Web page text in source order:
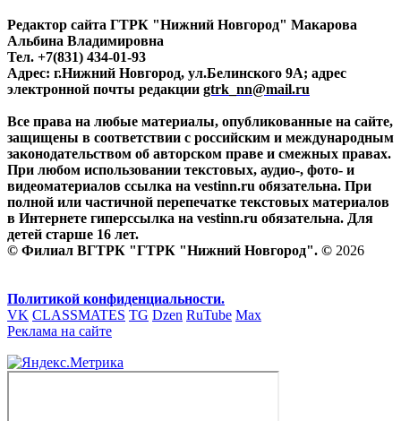
Редактор сайта ГТРК "Нижний Новгород" Макарова
Альбина Владимировна
Тел. +7(831) 434-01-93
Адрес: г.Нижний Новгород, ул.Белинского 9А; адрес
электронной почты редакции gtrk_nn@mail.ru
Все права на любые материалы, опубликованные на сайте,
защищены в соответствии с российским и международным
законодательством об авторском праве и смежных правах.
При любом использовании текстовых, аудио-, фото- и
видеоматериалов ссылка на vestinn.ru обязательна. При
полной или частичной перепечатке текстовых материалов
в Интернете гиперссылка на vestinn.ru обязательна. Для
детей старше 16 лет.
© Филиал ВГТРК "ГТРК "Нижний Новгород". © 2026
Политикой конфиденциальности.
VK CLASSMATES TG Dzen RuTube Max
Реклама на сайте